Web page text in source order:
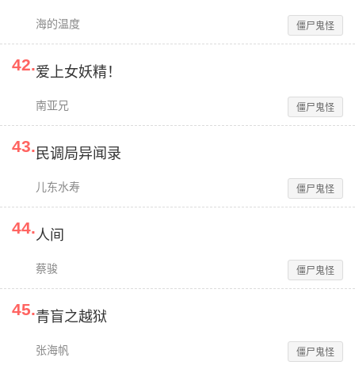
海的温度 僵尸鬼怪
42.爱上女妖精！
南亚兄 僵尸鬼怪
43.民调局异闻录
儿东水寿 僵尸鬼怪
44.人间
蔡骏 僵尸鬼怪
45.青盲之越狱
张海帆 僵尸鬼怪